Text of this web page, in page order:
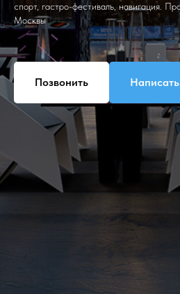
спорт, гастро-фестиваль, навигация.
Москвы
Позвонить